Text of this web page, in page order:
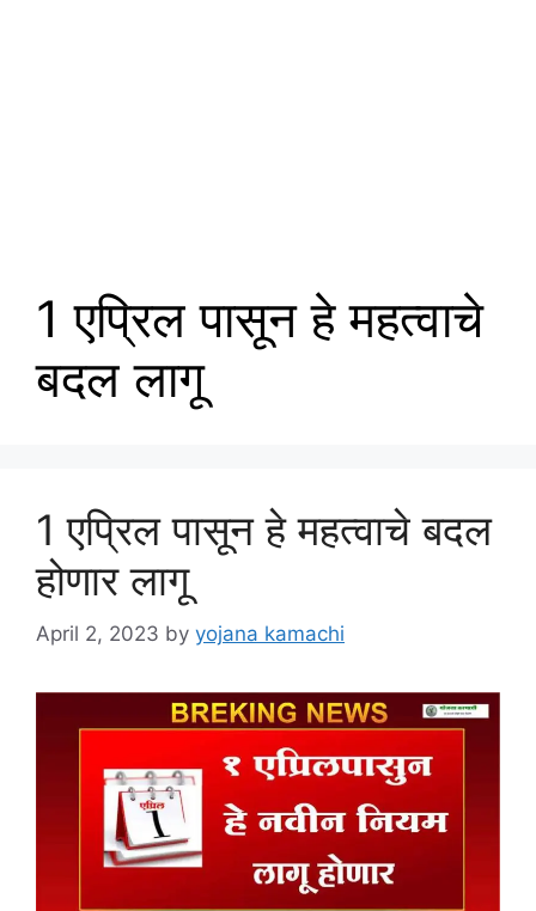
1 एप्रिल पासून हे महत्वाचे
बदल लागू
1 एप्रिल पासून हे महत्वाचे बदल
होणार लागू
April 2, 2023 by yojana kamachi